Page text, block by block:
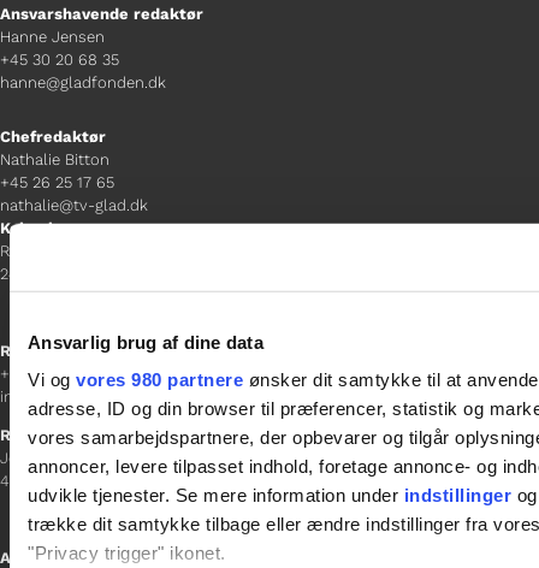
Ansvarlig brug af dine data
Vi og vores 980 partnere ønsker dit samtykke til at
adresse, ID og din browser til præferencer, statistik og
vores samarbejdspartnere, der opbevarer og tilgår
annoncer, levere tilpasset indhold, foretage annonce- og
udvikle tjenester. Se mere information under indstillinger
trække dit samtykke tilbage eller ændre indstillinger fra
"Privacy trigger" ikonet.
Ansvarshavende redaktør
Hanne Jensen
+45 30 20 68 35
hanne@gladfonden.dk
Chefredaktør
Nathalie Bitton
+45 26 25 17 65
nathalie@tv-glad.dk
København
Rentemestervej 45-47
2400 NV
Receptionen
+45 38 12 01 00
information@gladfonden.dk
Ringsted
Jernbanevej 8
4100 Ringsted
Afdelingschef